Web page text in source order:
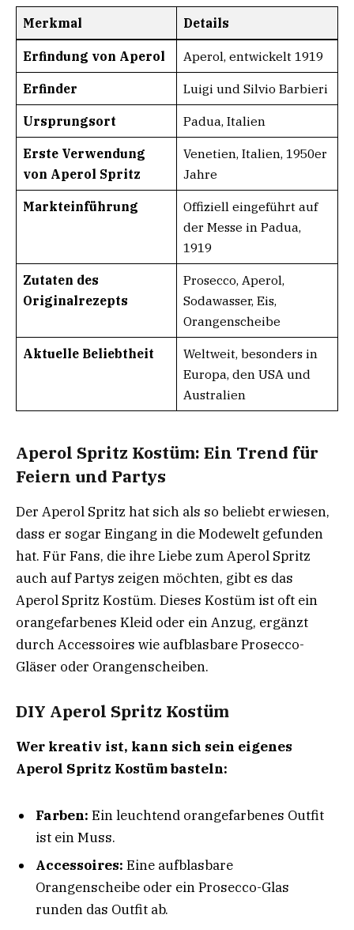
Merkmal Details
Erfindung von Aperol Aperol, entwickelt 1919
Erfinder Luigi und Silvio Barbieri
Ursprungsort Padua, Italien
Erste Verwendung
von Aperol Spritz
Venetien, Italien, 1950er
Jahre
Markteinführung
Offiziell eingeführt auf
der Messe in Padua,
1919
Zutaten des
Originalrezepts
Prosecco, Aperol,
Sodawasser, Eis,
Orangenscheibe
Aktuelle Beliebtheit
Weltweit, besonders in
Europa, den USA und
Australien
Aperol Spritz Kostüm: Ein Trend für
Feiern und Partys
Der Aperol Spritz hat sich als so beliebt erwiesen,
dass er sogar Eingang in die Modewelt gefunden
hat. Für Fans, die ihre Liebe zum Aperol Spritz
auch auf Partys zeigen möchten, gibt es das
Aperol Spritz Kostüm. Dieses Kostüm ist oft ein
orangefarbenes Kleid oder ein Anzug, ergänzt
durch Accessoires wie aufblasbare Prosecco-
Gläser oder Orangenscheiben.
DIY Aperol Spritz Kostüm
Wer kreativ ist, kann sich sein eigenes
Aperol Spritz Kostüm basteln:
Farben: Ein leuchtend orangefarbenes Outfit
ist ein Muss.
Accessoires: Eine aufblasbare
Orangenscheibe oder ein Prosecco-Glas
runden das Outfit ab.